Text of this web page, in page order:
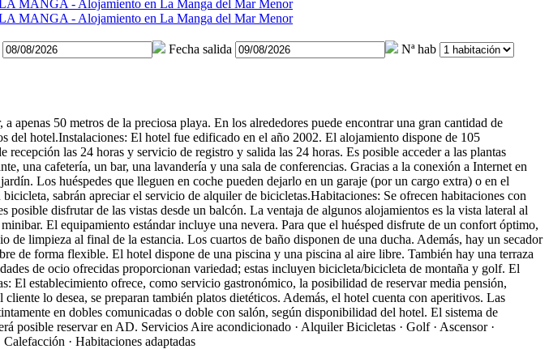
Fecha salida
Nª hab
50 metros de la preciosa playa. En los alrededores puede encontrar una gran cantidad de
del hotel.Instalaciones: El hotel fue edificado en el año 2002. El alojamiento dispone de 105
las 24 horas y servicio de registro y salida las 24 horas. Es posible acceder a las plantas
una cafetería, un bar, una lavandería y una sala de conferencias. Gracias a la conexión a Internet en
Los huéspedes que lleguen en coche pueden dejarlo en un garaje (por un cargo extra) o en el
sabrán apreciar el servicio de alquiler de bicicletas.Habitaciones: Se ofrecen habitaciones con
disfrutar de las vistas desde un balcón. La ventaja de algunos alojamientos es la vista lateral al
El equipamiento estándar incluye una nevera. Para que el huésped disfrute de un confort óptimo,
limpieza al final de la estancia. Los cuartos de baño disponen de una ducha. Además, hay un secador
de forma flexible. El hotel dispone de una piscina y una piscina al aire libre. También hay una terraza
de ocio ofrecidas proporcionan variedad; estas incluyen bicicleta/bicicleta de montaña y golf. El
El establecimiento ofrece, como servicio gastronómico, la posibilidad de reservar media pensión,
lo desea, se preparan también platos dietéticos. Además, el hotel cuenta con aperitivos. Las
en dobles comunicadas o doble con salón, según disponibilidad del hotel. El sistema de
posible reservar en AD. Servicios Aire acondicionado · Alquiler Bicicletas · Golf · Ascensor ·
· Habitaciones adaptadas